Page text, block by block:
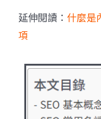
延伸閱讀： 什麼是
項